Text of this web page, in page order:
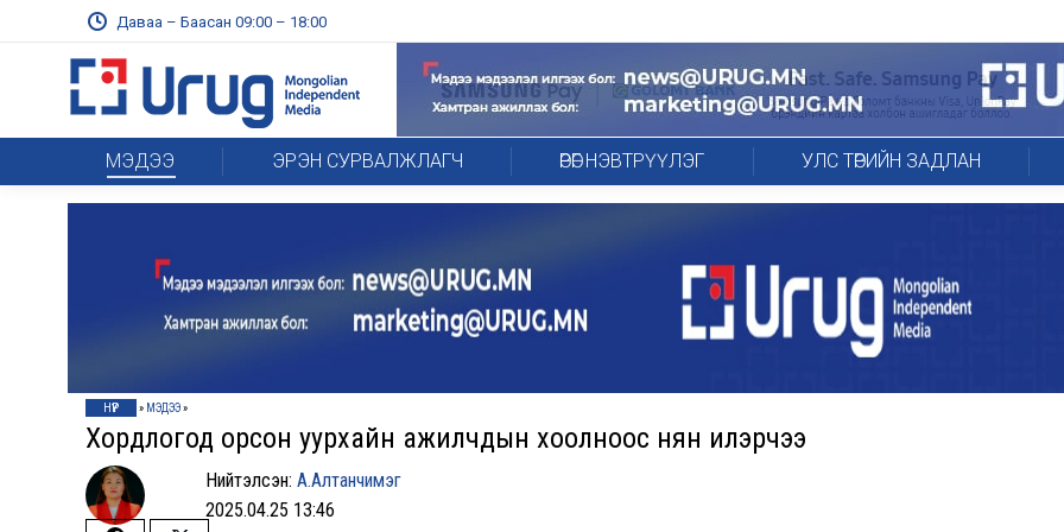
Даваа – Баасан 09:00 – 18:00
МЭДЭЭ ЭРЭН СУРВАЛЖЛАГЧ ӨРӨГ НЭВТРҮҮЛЭГ УЛС ТӨРИЙН ЗАДЛАН
НҮҮР » МЭДЭЭ»
Хордлогод орсон уурхайн ажилчдын хоолноос нян илэрчээ
Нийтэлсэн:А.Алтанчимэг
2025.04.25 13:46